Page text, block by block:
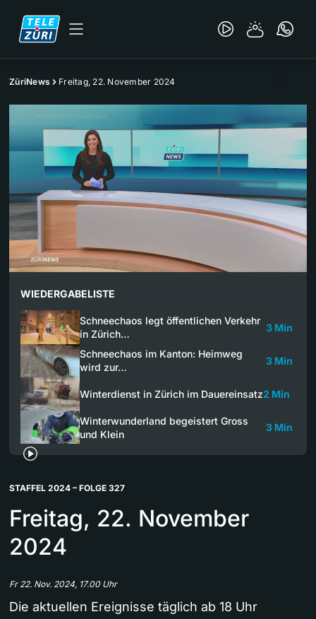
ZüriNews Freitag, 22. November 2024
WIEDERGABELISTE
Schneechaos legt öffentlichen Verkehr
in Zürich…
3 Min
Schneechaos im Kanton: Heimweg
wird zur…
3 Min
Winterdienst in Zürich im Dauereinsatz2 Min
Winterwunderland begeistert Gross
und Klein
3 Min
STAFFEL 2024 – FOLGE 327
Freitag, 22. November
2024
Fr 22. Nov. 2024, 17.00 Uhr
Die aktuellen Ereignisse täglich ab 18 Uhr